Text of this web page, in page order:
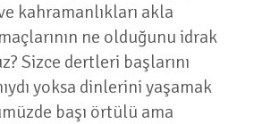
kahramanlıkları akla
ne olduğunu idrak
Sizce dertleri başlarını
yoksa dinlerini yaşamak
başı örtülü ama